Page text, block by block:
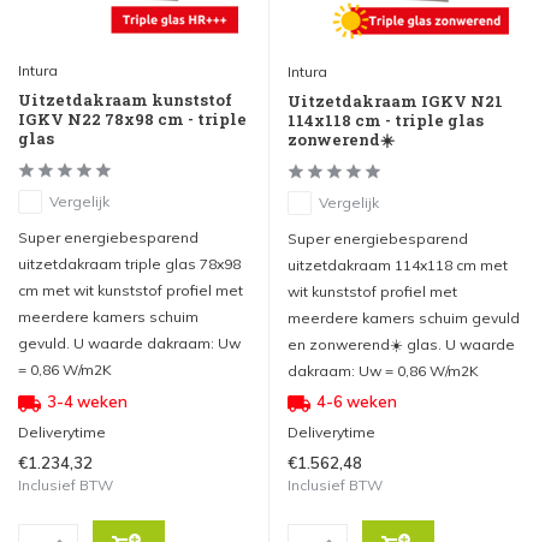
Intura
Uitzetdakraam kunststof
IGKV N22 78x98 cm - triple
glas
Vergelijk
Super energiebesparend
uitzetdakraam triple glas 78x98
cm met wit kunststof profiel met
meerdere kamers schuim
gevuld. U waarde dakraam: Uw
= 0,86 W/m2K
3-4 weken
Deliverytime
€1.234,32
Inclusief BTW
Intura
Uitzetdakraam IGKV N21
114x118 cm - triple glas
zonwerend☀️
Vergelijk
Super energiebesparend
uitzetdakraam 114x118 cm met
wit kunststof profiel met
meerdere kamers schuim gevuld
en zonwerend☀️ glas. U waarde
dakraam: Uw = 0,86 W/m2K
4-6 weken
Deliverytime
€1.562,48
Inclusief BTW